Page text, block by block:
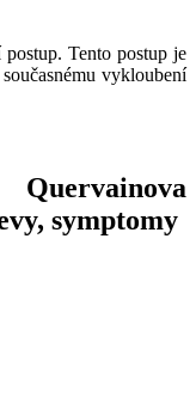
Tento postup je
vykloubení
symptomy